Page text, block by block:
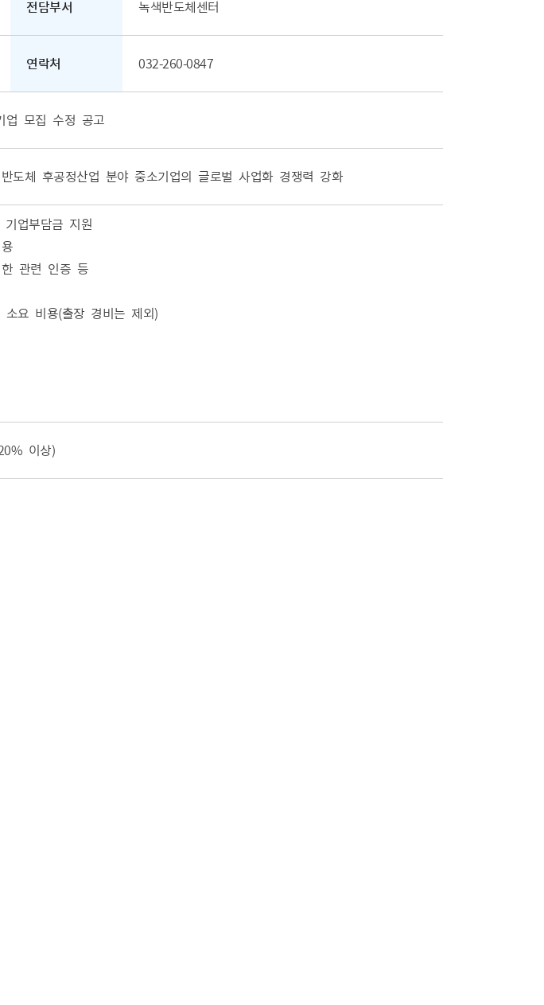
전담부서 녹색반도체센터
연락처 032-260-0847
업 모집 수정 공고
도체 후공정산업 분야 중소기업의 글로벌 사업화 경쟁력 강화
업부담금 지원
한 관련 인증 등
요 비용(출장 경비는 제외)
이상)